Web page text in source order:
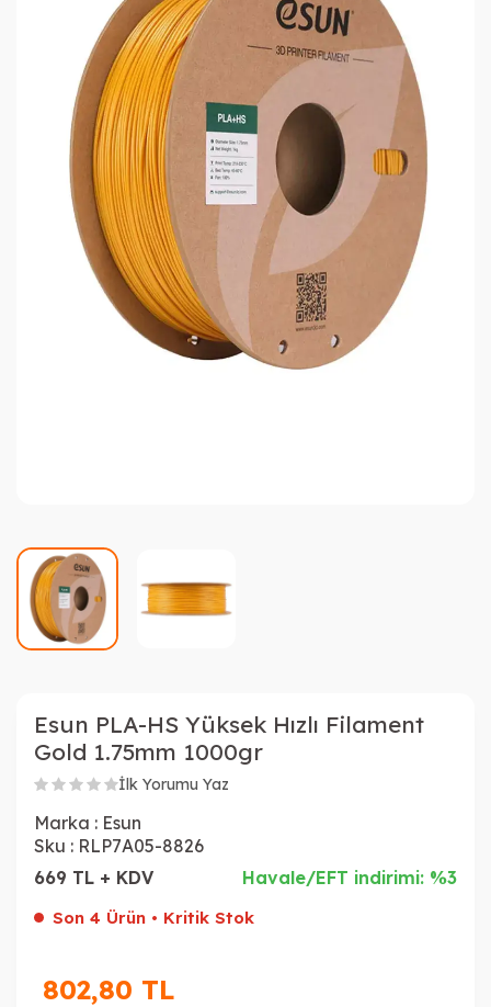
Esun PLA-HS Yüksek Hızlı Filament
Gold 1.75mm 1000gr
İlk Yorumu Yaz
Marka : Esun
Sku : RLP7A05-8826
669 TL + KDV
Havale/EFT indirimi: %3
Son 4 Ürün • Kritik Stok
802,80 TL